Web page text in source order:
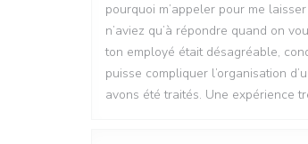
pourquoi m’appeler pour me
n’aviez qu’à répondre quand on
ton employé était désagréable,
puisse compliquer l’organisation
avons été traités. Une expérience